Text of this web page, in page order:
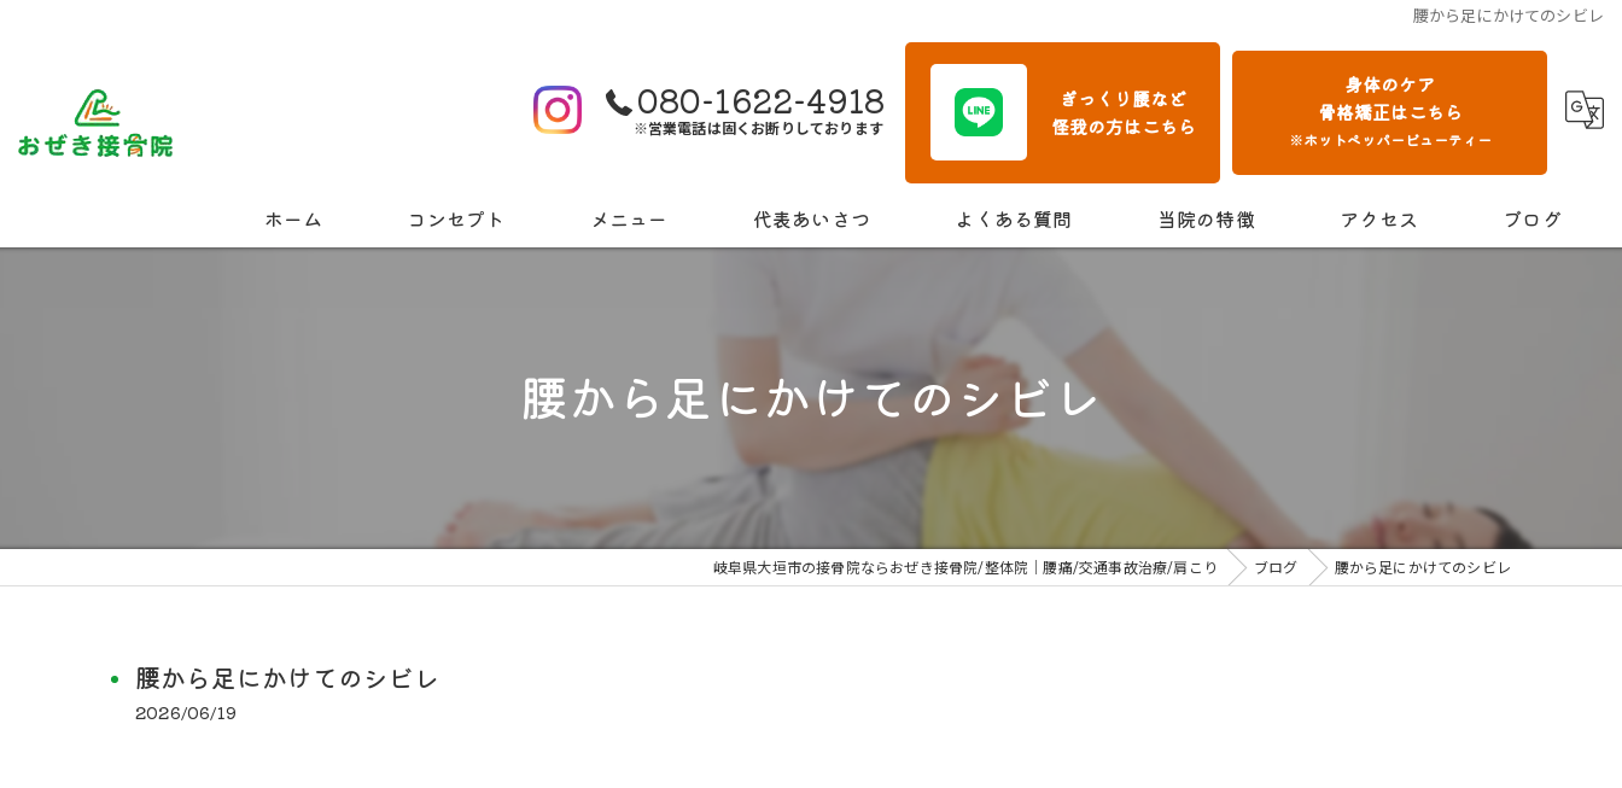
腰から足にかけてのシビレ
080-1622-4918
※営業電話は固くお断りしております
ぎっくり腰など
怪我の方はこちら
身体のケア
骨格矯正はこちら
※ホットペッパービューティー
ホーム コンセプト メニュー 代表あいさつ よくある質問 当院の特徴
肩こり
腰痛
アクセス ブログ
腰から足にかけてのシビレ
岐阜県大垣市の接骨院ならおぜき接骨院/整体院｜腰痛/交通事故治療/肩こり ブログ 腰から足にかけてのシビレ
腰から足にかけてのシビレ
2026/06/19